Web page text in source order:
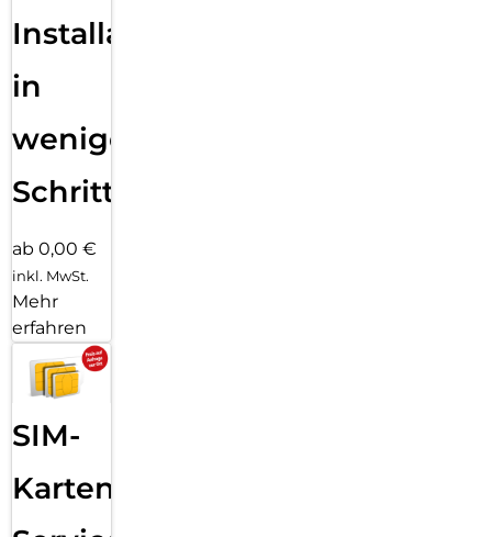
Installation
in
wenigen
Schritten
ab 0,00 €
inkl. MwSt.
Mehr
erfahren
SIM-
Karten